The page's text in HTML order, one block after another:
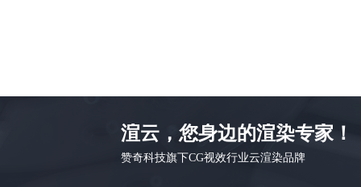
渲云，您身边的渲染专家！
赞奇科技旗下CG视效行业云渲染品牌